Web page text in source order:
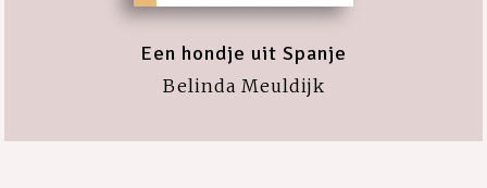
Een hondje uit Spanje
Belinda Meuldijk